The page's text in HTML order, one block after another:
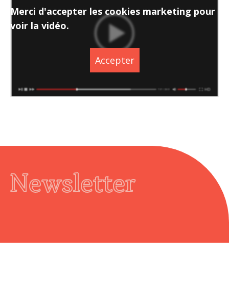
Merci d'accepter les cookies marketing pour
voir la vidéo.
Accepter
Newsletter